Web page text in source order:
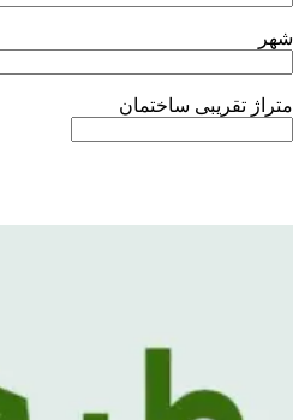
شهر
متراژ تقریبی ساختمان